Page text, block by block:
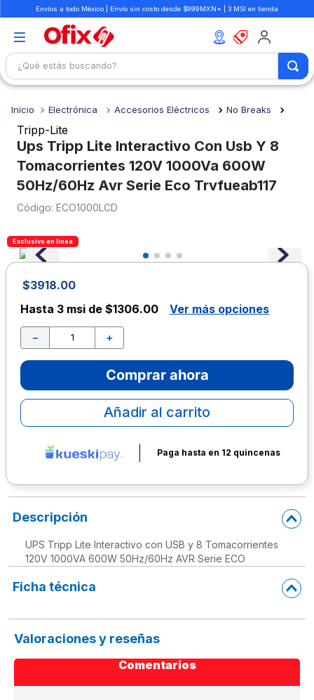
Envíos a todo México | Envío sin costo desde $999MXN* | 3 MSI en tienda
¿Qué estás buscando?
Electrónica Accesorios Eléctricos No Breaks
Tripp-Lite
Ups Tripp Lite Interactivo Con Usb Y 8
Tomacorrientes 120V 1000Va 600W
50Hz/60Hz Avr Serie Eco Trvfueab117
: ECO1000LCD
Exclusivo en línea
$3918.00
Hasta 3 msi de $1306.00 Ver más opciones
＋
－
Comprar ahora
Añadir al carrito
Paga hasta en 12 quincenas
Descripción
UPS Tripp Lite Interactivo con USB y 8 Tomacorrientes
120V 1000VA 600W 50Hz/60Hz AVR Serie ECO
Ficha técnica
Valoraciones y reseñas
Comentarios
1.
mochilas
2.
libretas
3.
cuaderno
4.
cuadernos
5.
colores
6.
boligrafo
7.
sacapuntas
8.
escolar
9.
escritorio